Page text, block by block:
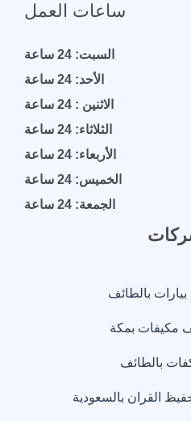
ساعات العمل
السبت: 24 ساعة
الأحد: 24 ساعة
الاثنين : 24 ساعة
الثلاثاء: 24 ساعة
الأربعاء: 24 ساعة
الخميس: 24 ساعة
الجمعة: 24 ساعة
بالطائف
مكيفات بمكة
بالطائف
القران بالسعودية